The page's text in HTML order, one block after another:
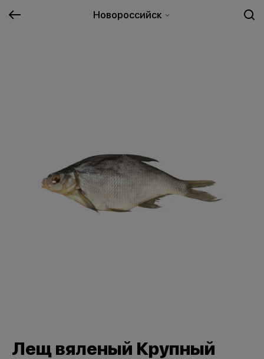
Новороссийск
Лещ вяленый Крупный